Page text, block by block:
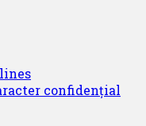
confidențial